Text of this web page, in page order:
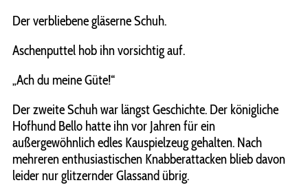
Der verbliebene gläserne Schuh.
Aschenputtel hob ihn vorsichtig auf.
„Ach du meine Güte!“
Der zweite Schuh war längst Geschichte. Der königliche
Hofhund Bello hatte ihn vor Jahren für ein
außergewöhnlich edles Kauspielzeug gehalten. Nach
mehreren enthusiastischen Knabberattacken blieb davon
leider nur glitzernder Glassand übrig.